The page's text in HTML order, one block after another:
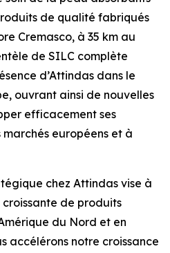
de qualité fabriqués
Cremasco, à 35 km au
de SILC complète
d’Attindas dans le
ouvrant ainsi de nouvelles
efficacement ses
européens et à
chez Attindas vise à
de produits
du Nord et en
accélérons notre croissance